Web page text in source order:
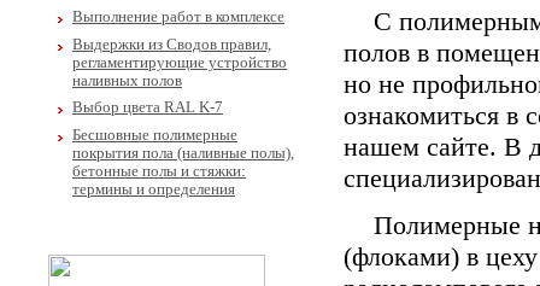
Выполнение работ в комплексе
Выдержки из Сводов правил,
регламентирующие устройство
наливных полов
Выбор цвета RAL K-7
Бесшовные полимерные
покрытия пола (наливные полы),
бетонные полы и стяжки:
термины и определения
С
полов в
но не
ознакомиться в
нашем сайте. В
Полимерные
(флоками) в